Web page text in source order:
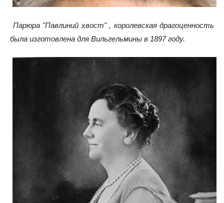
Парюра "Павлиний хвост" , королевская драгоценность
была изготовлена для Вильгельмины в 1897 году.